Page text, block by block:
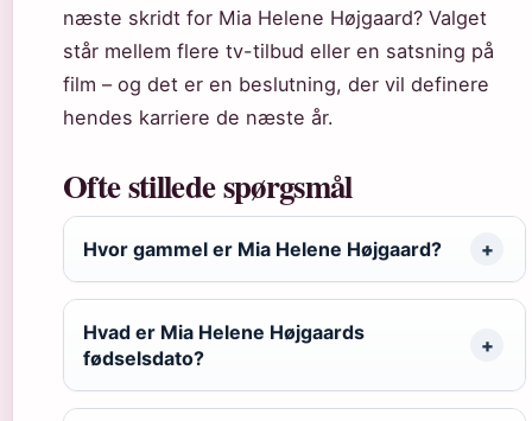
næste skridt for Mia Helene Højgaard? Valget
står mellem flere tv-tilbud eller en satsning på
film – og det er en beslutning, der vil definere
hendes karriere de næste år.
Ofte stillede spørgsmål
Hvor gammel er Mia Helene Højgaard?
Hvad er Mia Helene Højgaards
fødselsdato?